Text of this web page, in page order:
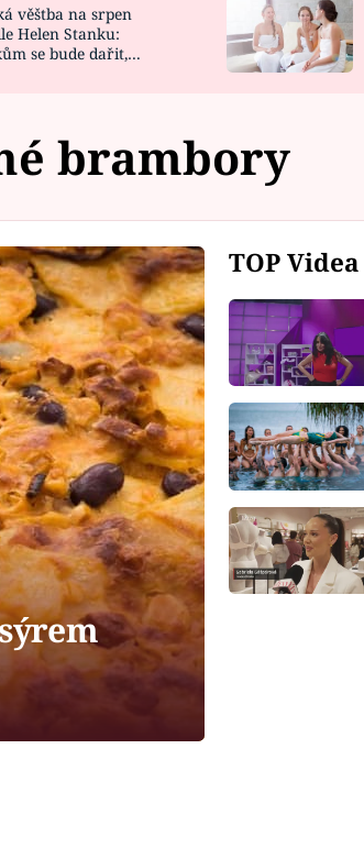
DESIGN
věštba na srpen
Helen Stanku:
se bude dařit,
brambory
TOP Videa